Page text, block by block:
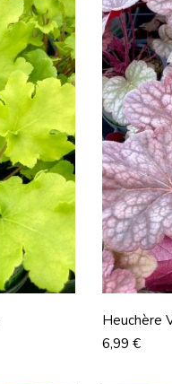
Heuchère
Prix
6,99 €